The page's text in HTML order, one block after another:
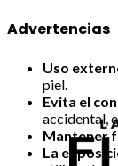
Advertencias
Uso
piel.
Evita el
accidental,
Mantener
La